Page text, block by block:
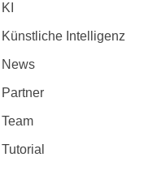
KI
Künstliche Intelligenz
News
Partner
Team
Tutorial